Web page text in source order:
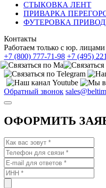
СТЫКОВКА ЛЕНТ
ПРИВАРКА
ФУТЕРОВКА
Контакты
Работаем только с юр. лицами
+7 (800) 777-71-98 +7 (495)
Обратный звонок
ОФОРМИТЬ